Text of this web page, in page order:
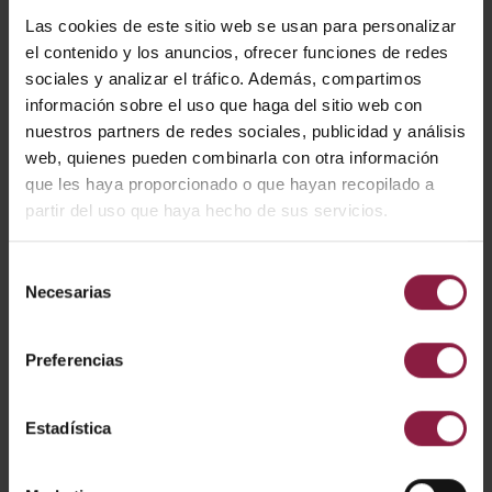
Las cookies de este sitio web se usan para personalizar
el contenido y los anuncios, ofrecer funciones de redes
sociales y analizar el tráfico. Además, compartimos
información sobre el uso que haga del sitio web con
nuestros partners de redes sociales, publicidad y análisis
web, quienes pueden combinarla con otra información
que les haya proporcionado o que hayan recopilado a
partir del uso que haya hecho de sus servicios.
Necesarias
Preferencias
Estadística
130lm/W
00K)
00K)
130lm/W